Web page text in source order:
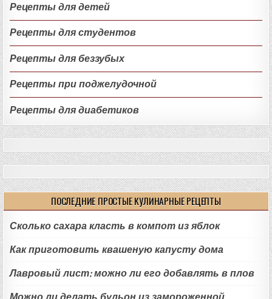
Рецепты для детей
Рецепты для студентов
Рецепты для беззубых
Рецепты при поджелудочной
Рецепты для диабетиков
ПОСЛЕДНИЕ ПРОСТЫЕ КУЛИНАРНЫЕ РЕЦЕПТЫ
Сколько сахара класть в компот из яблок
Как приготовить квашеную капусту дома
Лавровый лист: можно ли его добавлять в плов